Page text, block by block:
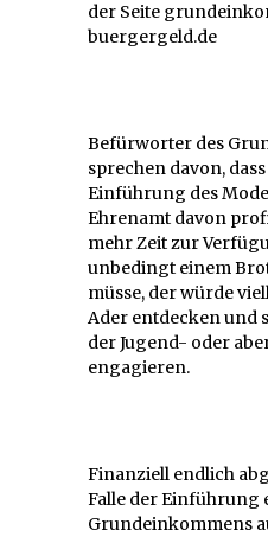
der Seite
buergergeld.de
Befürworter des
sprechen davon,
Einführung des
Ehrenamt davon
mehr Zeit zur
unbedingt einem
müsse, der würde
Ader entdecken und
der Jugend- oder
engagieren.
Finanziell endlich
Falle der Einführung
Grundeinkommens